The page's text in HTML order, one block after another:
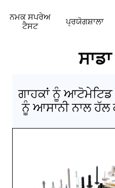
ਨਮਕ ਸਪਰੇਅ
ਟੈਸਟ
ਪ੍ਰਯੋਗਸ਼ਾਲਾ
ਗਾਹਕਾਂ ਨੂੰ
ਨੂੰ ਆਸਾਨੀ ਨਾਲ